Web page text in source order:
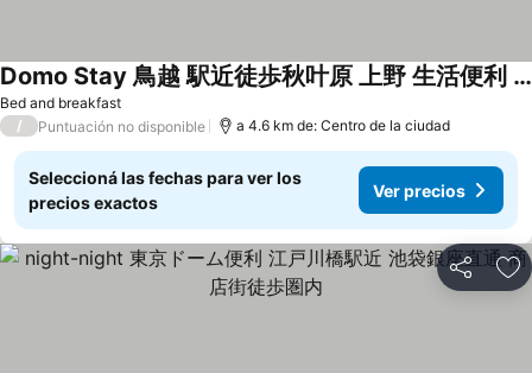
Bed and breakfast
Domo Stay 鳥越 駅近徒歩秋叶原 上野 生活便利 周辺施設充実
/ Puntuación no disponible a 4.6 km de: Centro de la ciudad
Seleccioná las fechas para ver los
precios exactos
Ver precios
Compartir